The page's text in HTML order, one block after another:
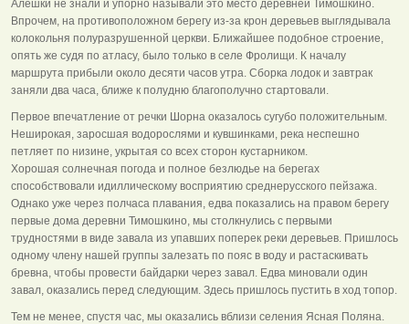
Алешки не знали и упорно называли это место деревней Тимошкино.
Впрочем, на противоположном берегу из-за крон деревьев выглядывала
колокольня полуразрушенной церкви. Ближайшее подобное строение,
опять же судя по атласу, было только в селе Фролищи. К началу
маршрута прибыли около десяти часов утра. Сборка лодок и завтрак
заняли два часа, ближе к полудню благополучно стартовали.
Первое впечатление от речки Шорна оказалось сугубо положительным.
Неширокая, заросшая водорослями и кувшинками, река неспешно
петляет по низине, укрытая со всех сторон кустарником.
Хорошая солнечная погода и полное безлюдье на берегах
способствовали идиллическому восприятию среднерусского пейзажа.
Однако уже через полчаса плавания, едва показались на правом берегу
первые дома деревни Тимошкино, мы столкнулись с первыми
трудностями в виде завала из упавших поперек реки деревьев. Пришлось
одному члену нашей группы залезать по пояс в воду и растаскивать
бревна, чтобы провести байдарки через завал. Едва миновали один
завал, оказались перед следующим. Здесь пришлось пустить в ход топор.
Тем не менее, спустя час, мы оказались вблизи селения Ясная Поляна.